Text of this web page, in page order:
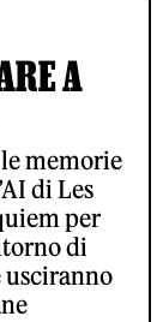
A
memorie
di Les
per
di